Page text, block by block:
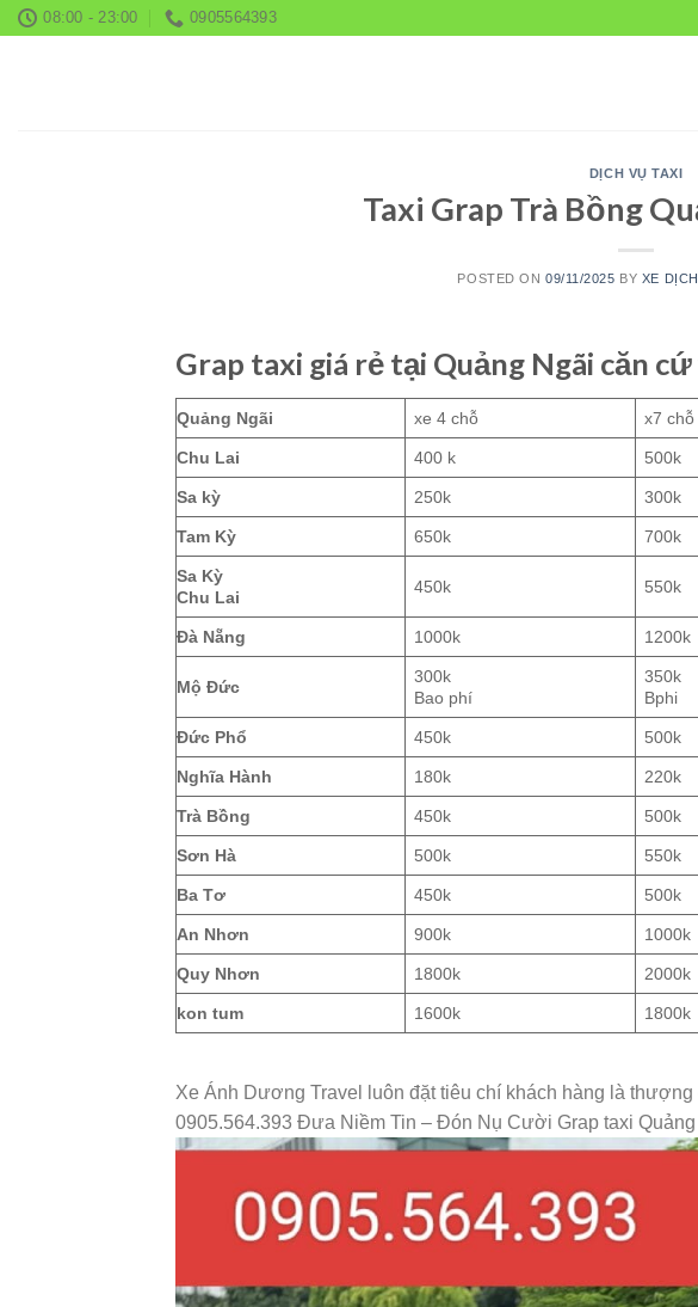
Skip 08:00 - 23:00 0905564393
DỊCH VỤ TAXI
Taxi Grap Trà Bồng
POSTED ON09/11/2025 BY XE
Grap taxi giá rẻ tại Quảng Ngãi căn
Quảng Ngãi xe 4 chỗ x7 chỗ
Chu Lai 400 k 500k
Sa kỳ 250k 300k
Tam Kỳ 650k 700k
Sa Kỳ
Chu Lai
450k 550k
Đà Nẵng 1000k 1200k
Mộ Đức
300k
Bao phí
350k
Bphi
Đức Phổ 450k 500k
Nghĩa Hành 180k 220k
Trà Bồng 450k 500k
Sơn Hà 500k 550k
Ba Tơ 450k 500k
An Nhơn 900k 1000k
Quy Nhơn 1800k 2000k
kon tum 1600k 1800k
Xe Ánh Dương Travel luôn đặt tiêu chí khách hàng là
0905.564.393 Đưa Niềm Tin – Đón Nụ Cười Grap taxi